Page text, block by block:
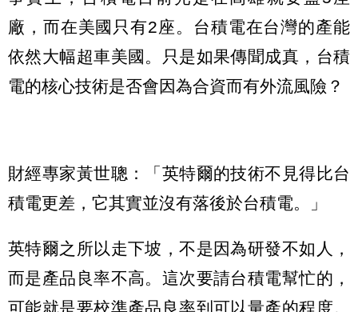
廠，而在美國只有2座。台積電在台灣的產能
依然大幅超車美國。只是如果傳聞成真，台積
電的核心技術是否會因為合資而有外流風險？
財經專家黃世聰：「英特爾的技術不見得比台
積電更差，它其實並沒有落後於台積電。」
英特爾之所以走下坡，不是因為研發不如人，
而是產品良率不高。這次要請台積電幫忙的，
可能就是要校準產品良率到可以量產的程度。